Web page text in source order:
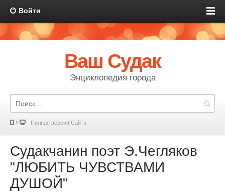
Войти
Ваш Судак
Энциклопедия города
Полная версия Сайта
Судакчанин поэт Э.Чегляков
"ЛЮБИТЬ ЧУВСТВАМИ
ДУШОЙ"